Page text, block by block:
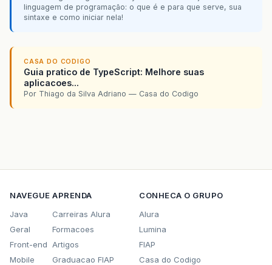
linguagem de programação: o que é e para que serve, sua
sintaxe e como iniciar nela!
CASA DO CODIGO
Guia pratico de TypeScript: Melhore suas
aplicacoes...
Por Thiago da Silva Adriano — Casa do Codigo
NAVEGUE
Java
Geral
Front-end
Mobile
APRENDA
Carreiras Alura
Formacoes
Artigos
Graduacao FIAP
CONHECA O GRUPO
Alura
Lumina
FIAP
Casa do Codigo